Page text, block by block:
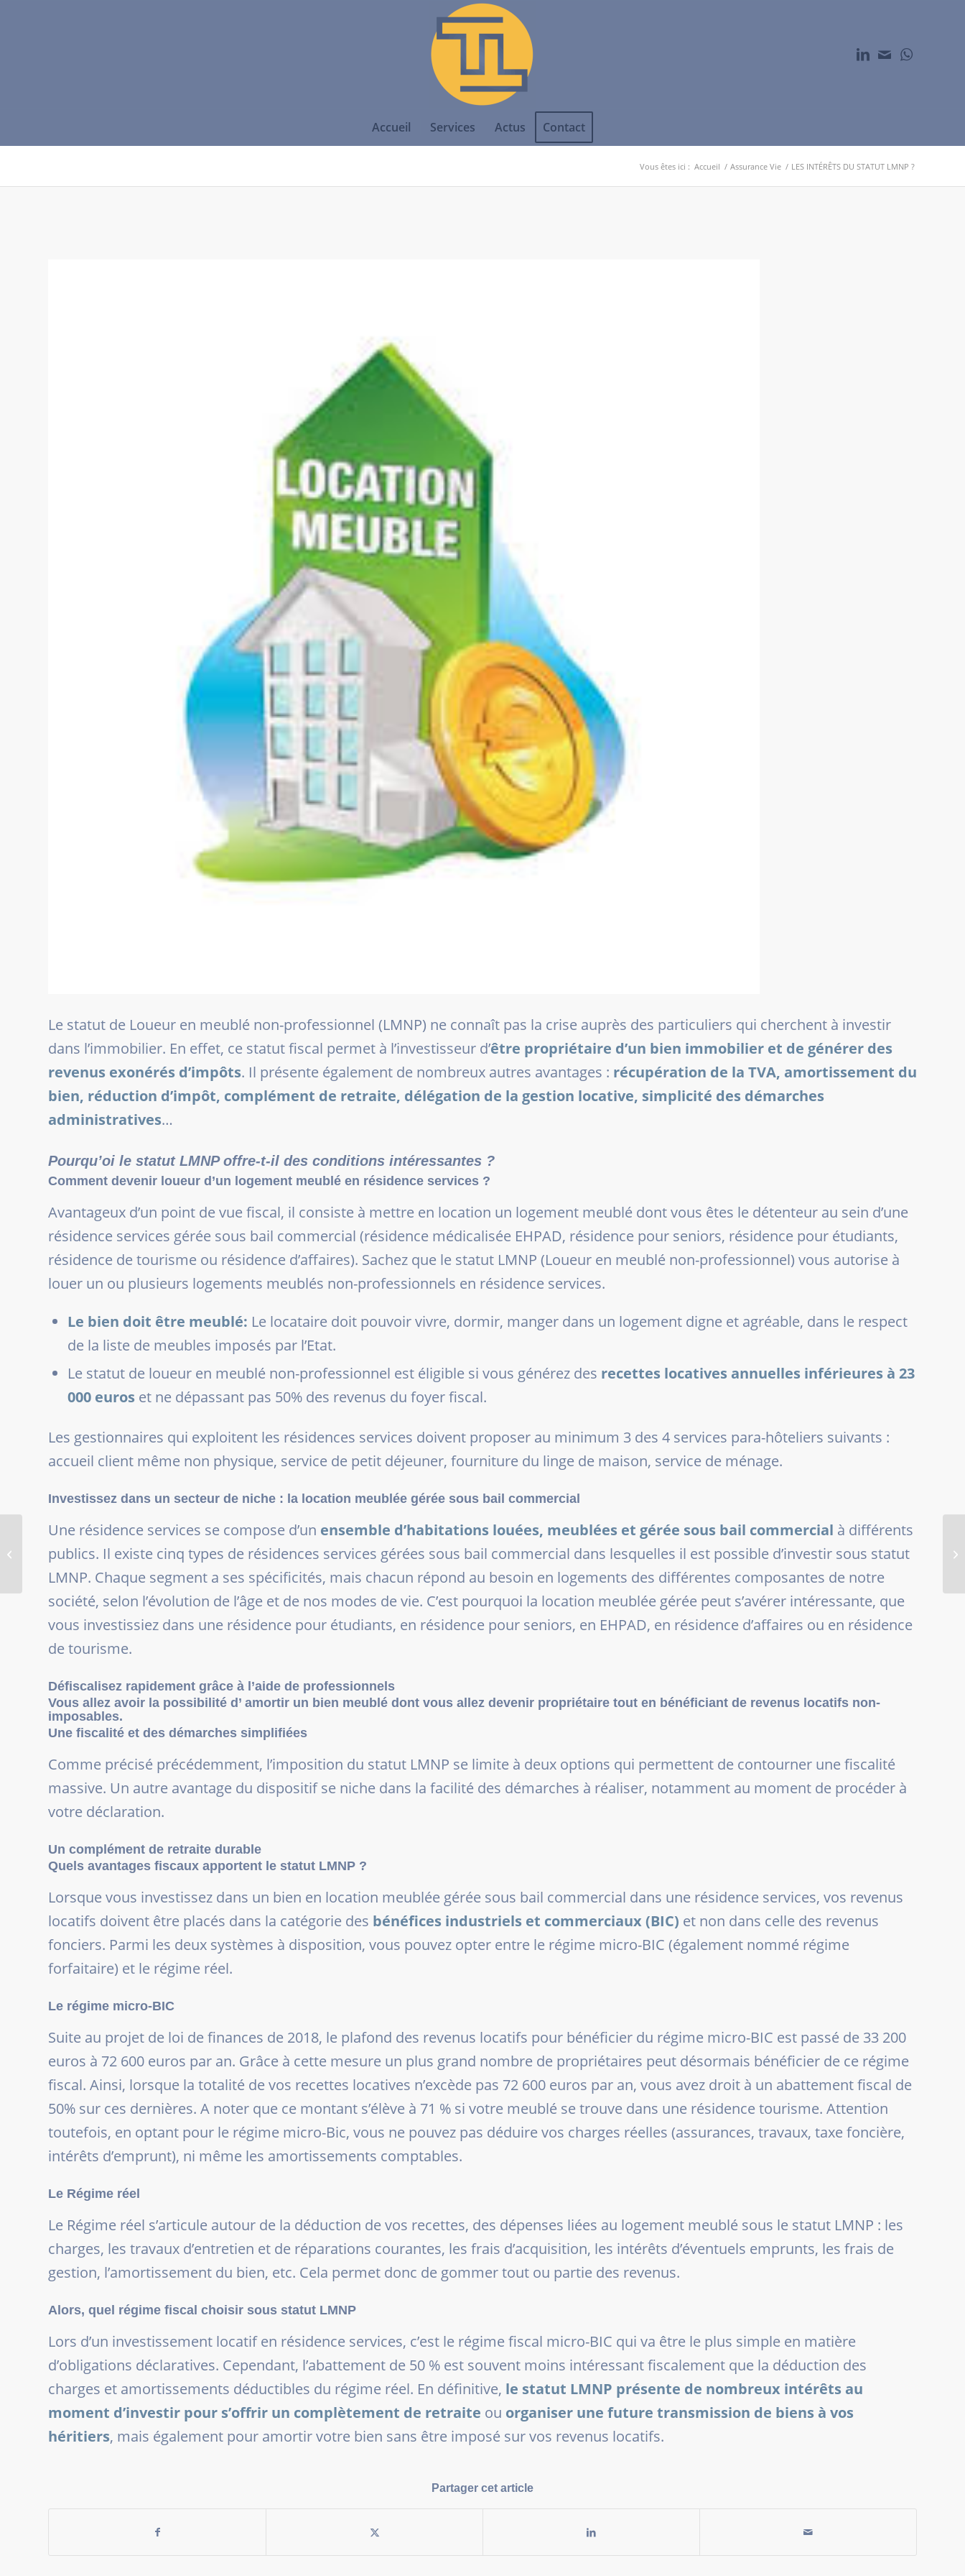
Accueil Services Actus Contact
Vous êtes ici : Accueil / Assurance Vie / LES INTÉRÊTS DU STATUT LMNP ?
Le statut de Loueur en meublé non-professionnel (LMNP) ne connaît pas la crise auprès des particuliers qui cherchent à investir
dans l’immobilier. En effet, ce statut fiscal permet à l’investisseur d’être propriétaire d’un bien immobilier et de générer des
revenus exonérés d’impôts. Il présente également de nombreux autres avantages : récupération de la TVA, amortissement du
bien, réduction d’impôt, complément de retraite, délégation de la gestion locative, simplicité des démarches
administratives…
Pourqu’oi le statut LMNP offre-t-il des conditions intéressantes ?
Comment devenir loueur d’un logement meublé en résidence services ?
Avantageux d’un point de vue fiscal, il consiste à mettre en location un logement meublé dont vous êtes le détenteur au sein d’une
résidence services gérée sous bail commercial (résidence médicalisée EHPAD, résidence pour seniors, résidence pour étudiants,
résidence de tourisme ou résidence d’affaires). Sachez que le statut LMNP (Loueur en meublé non-professionnel) vous autorise à
louer un ou plusieurs logements meublés non-professionnels en résidence services.
Le bien doit être meublé: Le locataire doit pouvoir vivre, dormir, manger dans un logement digne et agréable, dans le respect
de la liste de meubles imposés par l’Etat.
Le statut de loueur en meublé non-professionnel est éligible si vous générez des recettes locatives annuelles inférieures à 23
000 euros et ne dépassant pas 50% des revenus du foyer fiscal.
Les gestionnaires qui exploitent les résidences services doivent proposer au minimum 3 des 4 services para-hôteliers suivants :
accueil client même non physique, service de petit déjeuner, fourniture du linge de maison, service de ménage.
Investissez dans un secteur de niche : la location meublée gérée sous bail commercial
Une résidence services se compose d’un ensemble d’habitations louées, meublées et gérée sous bail commercial à différents
publics. Il existe cinq types de résidences services gérées sous bail commercial dans lesquelles il est possible d’investir sous statut
LMNP. Chaque segment a ses spécificités, mais chacun répond au besoin en logements des différentes composantes de notre
société, selon l’évolution de l’âge et de nos modes de vie. C’est pourquoi la location meublée gérée peut s’avérer intéressante, que
vous investissiez dans une résidence pour étudiants, en résidence pour seniors, en EHPAD, en résidence d’affaires ou en résidence
de tourisme.
Défiscalisez rapidement grâce à l’aide de professionnels
Vous allez avoir la possibilité d’ amortir un bien meublé dont vous allez devenir propriétaire tout en bénéficiant de revenus locatifs non-
imposables.
Une fiscalité et des démarches simplifiées
Comme précisé précédemment, l’imposition du statut LMNP se limite à deux options qui permettent de contourner une fiscalité
massive. Un autre avantage du dispositif se niche dans la facilité des démarches à réaliser, notamment au moment de procéder à
votre déclaration.
Un complément de retraite durable
Quels avantages fiscaux apportent le statut LMNP ?
Lorsque vous investissez dans un bien en location meublée gérée sous bail commercial dans une résidence services, vos revenus
locatifs doivent être placés dans la catégorie des bénéfices industriels et commerciaux (BIC) et non dans celle des revenus
fonciers. Parmi les deux systèmes à disposition, vous pouvez opter entre le régime micro-BIC (également nommé régime
forfaitaire) et le régime réel.
Le régime micro-BIC
Suite au projet de loi de finances de 2018, le plafond des revenus locatifs pour bénéficier du régime micro-BIC est passé de 33 200
euros à 72 600 euros par an. Grâce à cette mesure un plus grand nombre de propriétaires peut désormais bénéficier de ce régime
fiscal. Ainsi, lorsque la totalité de vos recettes locatives n’excède pas 72 600 euros par an, vous avez droit à un abattement fiscal de
50% sur ces dernières. A noter que ce montant s’élève à 71 % si votre meublé se trouve dans une résidence tourisme. Attention
toutefois, en optant pour le régime micro-Bic, vous ne pouvez pas déduire vos charges réelles (assurances, travaux, taxe foncière,
intérêts d’emprunt), ni même les amortissements comptables.
Le Régime réel
Le Régime réel s’articule autour de la déduction de vos recettes, des dépenses liées au logement meublé sous le statut LMNP : les
charges, les travaux d’entretien et de réparations courantes, les frais d’acquisition, les intérêts d’éventuels emprunts, les frais de
gestion, l’amortissement du bien, etc. Cela permet donc de gommer tout ou partie des revenus.
Alors, quel régime fiscal choisir sous statut LMNP
Lors d’un investissement locatif en résidence services, c’est le régime fiscal micro-BIC qui va être le plus simple en matière
d’obligations déclaratives. Cependant, l’abattement de 50 % est souvent moins intéressant fiscalement que la déduction des
charges et amortissements déductibles du régime réel. En définitive, le statut LMNP présente de nombreux intérêts au
moment d’investir pour s’offrir un complètement de retraite ou organiser une future transmission de biens à vos
héritiers, mais également pour amortir votre bien sans être imposé sur vos revenus locatifs.
Partager cet article
L’ATTRAIT DES VILLES
MOYENNES OUVRE DE
NOUVELLES
PERSPECTIVES À